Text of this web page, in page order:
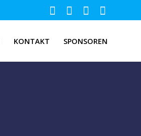
KONTAKT SPONSOREN